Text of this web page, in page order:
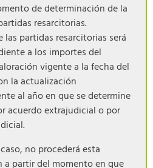
de determinación de la
resarcitorias.
las partidas resarcitorias será
a los importes del
vigente a la fecha del
la actualización
al año en que se determine
acuerdo extrajudicial o por
no procederá esta
a partir del momento en que